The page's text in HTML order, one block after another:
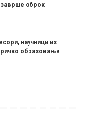
оброк
научници из
образовање